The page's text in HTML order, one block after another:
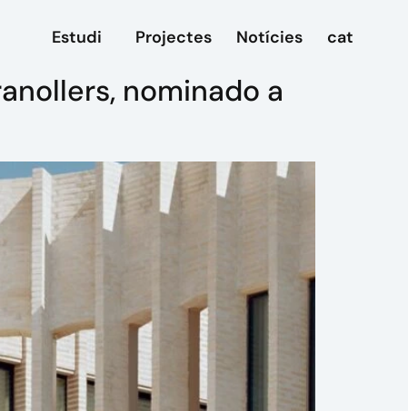
Estudi Projectes Notícies cat
nominado a